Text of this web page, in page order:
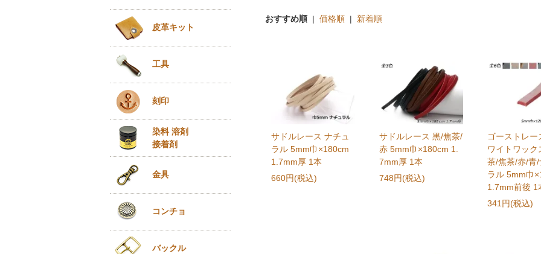
おすすめ順 |価格順 | 新着順
サドルレース ナチュ
ラル 5mm巾×180cm
1.7mm厚 1本
660円(税込)
サドルレース 黒/焦茶/
赤 5mm巾×180cm 1.
7mm厚 1本
748円(税込)
ゴーストレー
ワイトワック
茶/焦茶/赤/青
ラル 5mm巾
1.7mm前後 1
341円(税込)
皮革キット
工具
刻印
染料 溶剤
接着剤
金具
コンチョ
バックル